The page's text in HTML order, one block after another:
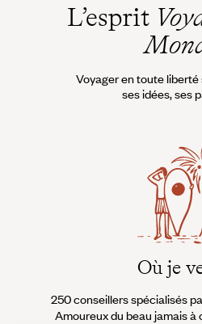
L’esprit
Voyager en toute liberté
ses idées, ses
Où je
250 conseillers spécialisés
Amoureux du beau jamais à